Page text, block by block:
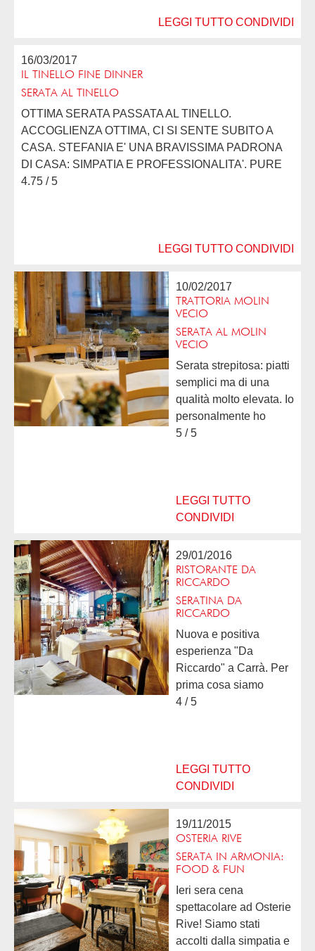
LEGGI TUTTO CONDIVIDI
16/03/2017
IL TINELLO FINE DINNER
SERATA AL TINELLO
OTTIMA SERATA PASSATA AL TINELLO.
ACCOGLIENZA OTTIMA, CI SI SENTE SUBITO A
CASA. STEFANIA E' UNA BRAVISSIMA PADRONA
DI CASA: SIMPATIA E PROFESSIONALITA'. PURE
LE ALTRE RAGAZZE SONO PIENE DI ENERGIA E...
4.75 / 5
LEGGI TUTTO CONDIVIDI
10/02/2017
TRATTORIA MOLIN
VECIO
SERATA AL MOLIN
VECIO
Serata strepitosa: piatti
semplici ma di una
qualità molto elevata. Io
personalmente ho
mangiato il fondente al
parlare...
5 / 5
LEGGI TUTTO
CONDIVIDI
29/01/2016
RISTORANTE DA
RICCARDO
SERATINA DA
RICCARDO
Nuova e positiva
esperienza "Da
Riccardo" a Carrà. Per
prima cosa siamo
rimasti sorpresi
che cenavano.
L'ambiente...
4 / 5
LEGGI TUTTO
CONDIVIDI
19/11/2015
OSTERIA RIVE
SERATA IN ARMONIA:
FOOD & FUN
spettacolare ad Osterie
Rive! Siamo stati
accolti dalla simpatia e